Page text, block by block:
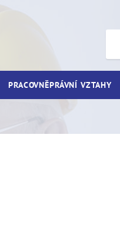
PRACOVNĚPRÁVNÍ VZTAHY